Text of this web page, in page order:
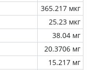
365.217 мкг
25.23 мкг
38.04 мг
20.3706 мг
15.217 мг